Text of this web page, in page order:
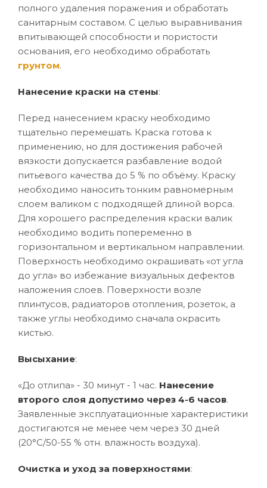
полного удаления поражения и обработать
санитарным составом. С целью выравнивания
впитывающей способности и пористости
основания, его необходимо обработать
грунтом.
Нанесение краски на стены:
Перед нанесением краску необходимо
тщательно перемешать. Краска готова к
применению, но для достижения рабочей
вязкости допускается разбавление водой
питьевого качества до 5 % по объёму. Краску
необходимо наносить тонким равномерным
слоем валиком с подходящей длиной ворса.
Для хорошего распределения краски валик
необходимо водить попеременно в
горизонтальном и вертикальном направлении.
Поверхность необходимо окрашивать «от угла
до угла» во избежание визуальных дефектов
наложения слоев. Поверхности возле
плинтусов, радиаторов отопления, розеток, а
также углы необходимо сначала окрасить
кистью.
Высыхание:
«До отлипа» - 30 минут - 1 час. Нанесение
второго слоя допустимо через 4-6 часов.
Заявленные эксплуатационные характеристики
достигаются не менее чем через 30 дней
(20°C/50-55 % отн. влажность воздуха).
Очистка и уход за поверхностями: